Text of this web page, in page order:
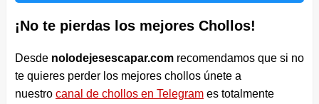
¡No te pierdas los mejores Chollos!
Desde nolodejesescapar.comrecomendamos que si no
te quieres perder los mejores chollos únete a
nuestro canal de chollos en Telegrames totalmente